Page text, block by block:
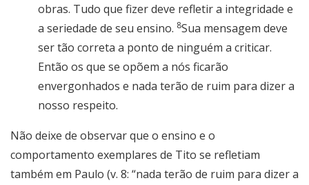
obras. Tudo que fizer deve refletir a integridade e
a seriedade de seu ensino. 8Sua mensagem deve
ser tão correta a ponto de ninguém a criticar.
Então os que se opõem a nós ficarão
envergonhados e nada terão de ruim para dizer a
nosso respeito.
Não deixe de observar que o ensino e o
comportamento exemplares de Tito se refletiam
também em Paulo (v. 8: “nada terão de ruim para dizer a